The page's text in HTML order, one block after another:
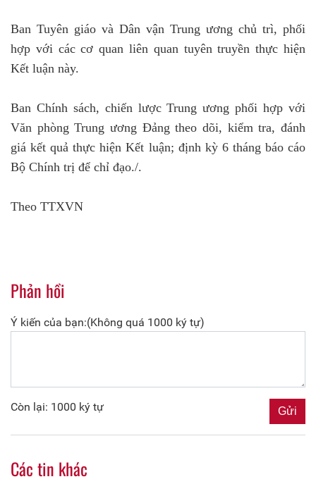
Ban Tuyên giáo và Dân vận Trung ương chủ trì, phối
hợp với các cơ quan liên quan tuyên truyền thực hiện
Kết luận này.
Ban Chính sách, chiến lược Trung ương phối hợp với
Văn phòng Trung ương Đảng theo dõi, kiểm tra, đánh
giá kết quả thực hiện Kết luận; định kỳ 6 tháng báo cáo
Bộ Chính trị để chỉ đạo./.
Theo TTXVN
Phản hồi
Ý kiến của bạn:(Không quá 1000 ký tự)
Còn lại: 1000 ký tự
Các tin khác